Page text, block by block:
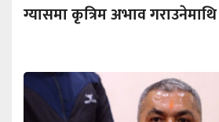
ग्यासमा कृत्रिम अभाव